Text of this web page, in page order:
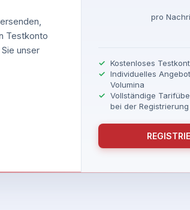
Testkonto
unser
pro
Kostenloses
Individuelles
Volumina
Vollständige
bei der Registrierung